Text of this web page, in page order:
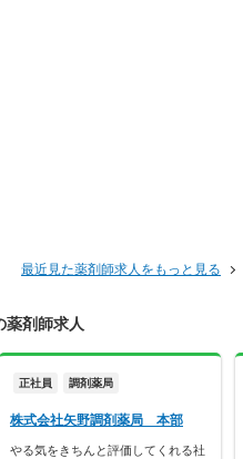
最近見た薬剤師求人をもっと見る
薬剤師求人
正社員 調剤薬局
株式会社矢野調剤薬局 本部
やる気をきちんと評価してくれる社